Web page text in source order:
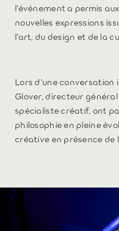
l’événement a permis
nouvelles expressions
l’art, du design et de la
Lors d’une conversation
Glover, directeur
spécialiste créatif, ont
philosophie en pleine
créative en présence de